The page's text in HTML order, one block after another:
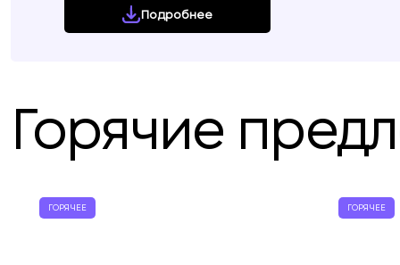
Подробнее
Горячие
ГОРЯЧЕЕ ГОРЯЧЕЕ